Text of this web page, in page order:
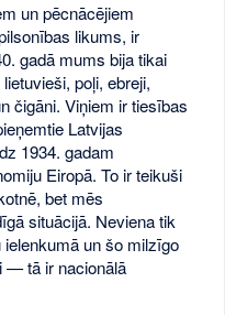
un pēcnācējiem
likums, ir
gadā mums bija tikai
poļi, ebreji,
čigāni. Viņiem ir tiesības
Latvijas
1934. gadam
Eiropā. To ir teikuši
bet mēs
situācijā. Neviena tik
un šo milzīgo
— tā ir nacionālā